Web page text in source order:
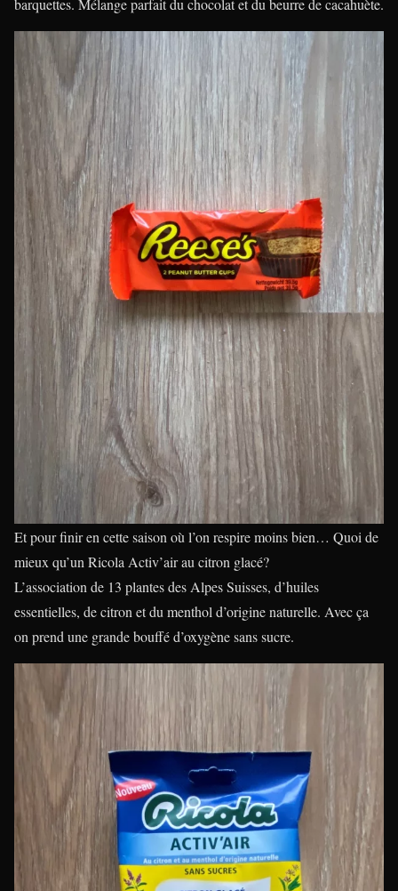
Et pour finir en cette saison où l’on respire moins bien… Quoi de
mieux qu’un Ricola Activ’air au citron glacé?
L’association de 13 plantes des Alpes Suisses, d’huiles
essentielles, de citron et du menthol d’origine naturelle. Avec ça
on prend une grande bouffé d’oxygène sans sucre.